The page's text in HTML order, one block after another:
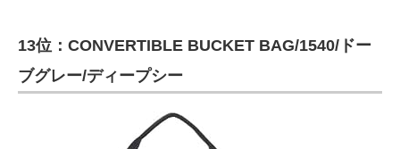
13位：CONVERTIBLE BUCKET BAG/1540/ドー
ブグレー/ディープシー